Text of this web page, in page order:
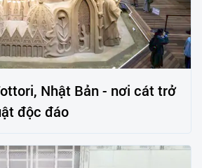
Nhật Bản - nơi cát trở
độc đáo